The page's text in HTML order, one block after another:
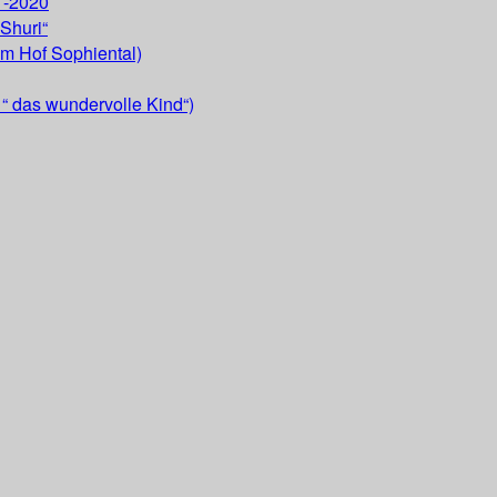
Hof Sophiental)
das wundervolle Kind“)